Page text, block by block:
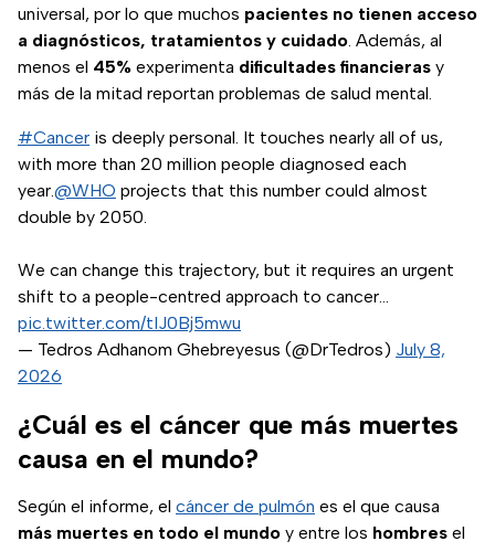
universal, por lo que muchos pacientes no tienen acceso
a diagnósticos, tratamientos y cuidado. Además, al
menos el 45% experimenta dificultades financieras y
más de la mitad reportan problemas de salud mental.
#Cancer is deeply personal. It touches nearly all of us,
with more than 20 million people diagnosed each
year.@WHO projects that this number could almost
double by 2050.
We can change this trajectory, but it requires an urgent
shift to a people-centred approach to cancer…
pic.twitter.com/tIJ0Bj5mwu
— Tedros Adhanom Ghebreyesus (@DrTedros) July 8,
2026
¿Cuál es el cáncer que más muertes
causa en el mundo?
Según el informe, el cáncer de pulmón es el que causa
más muertes en todo el mundo y entre los hombres el